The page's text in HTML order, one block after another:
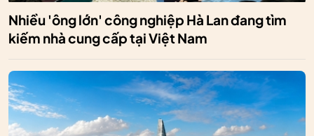
Nhiều 'ông lớn' công nghiệp Hà Lan đang tìm
kiếm nhà cung cấp tại Việt Nam